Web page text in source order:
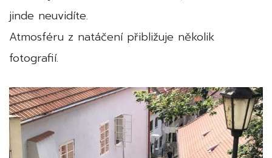
jinde neuvidíte.
Atmosféru z natáčení přibližuje několik
fotografií.